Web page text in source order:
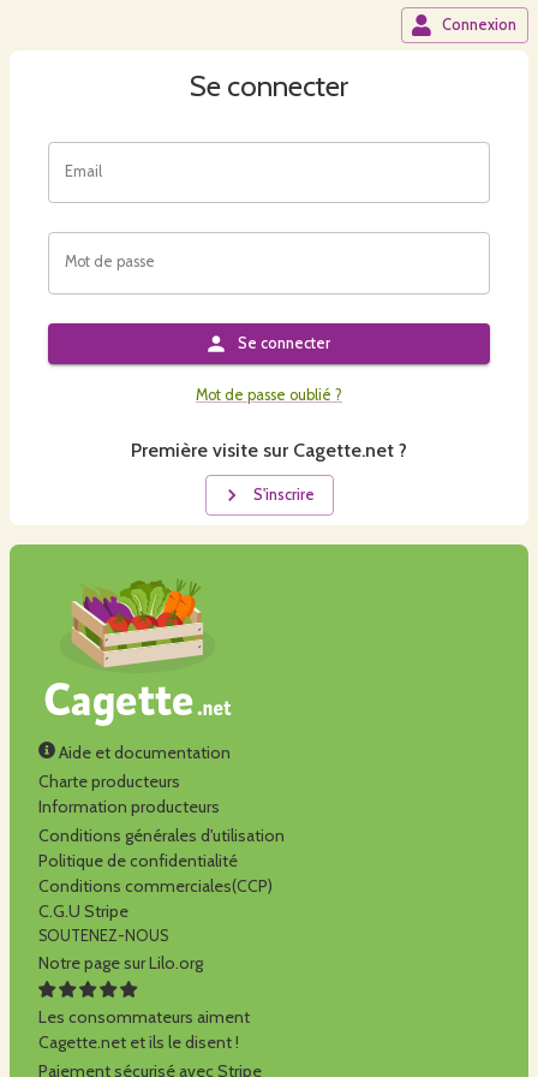
Connexion
Se connecter
Email
Mot de passe
Se connecter
Mot de passe oublié ?
Première visite sur Cagette.net ?
S'inscrire
Aide et documentation
Charte producteurs
Information producteurs
Conditions générales d'utilisation
Politique de confidentialité
Conditions commerciales(CCP)
C.G.U Stripe
SOUTENEZ-NOUS
Notre page sur Lilo.org
Les consommateurs aiment
Cagette.net et ils le disent !
Paiement sécurisé avec Stripe